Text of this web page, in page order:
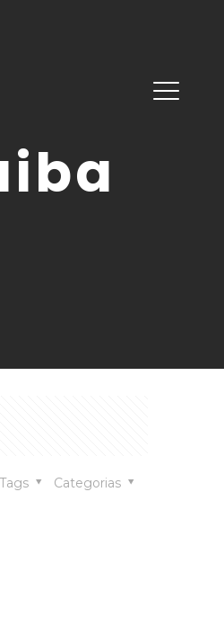
Categorias
Tags